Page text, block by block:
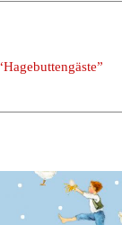
Details